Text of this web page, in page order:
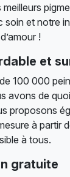
meilleurs
soin et notre
!
et
100 000
avons de
proposons
à partir
à tous.
gratuite